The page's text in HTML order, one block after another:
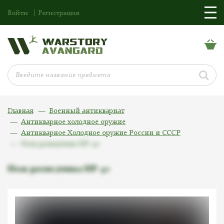
Войти Регистрация
Главная
Военный антиквариат
Антикварное холодное оружие
Антикварное Холодное оружие России и СССР
Нож разведчика НР-40